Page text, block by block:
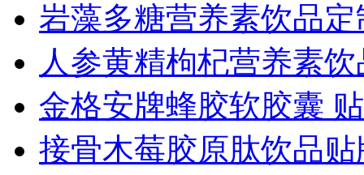
岩藻多糖营养素饮品
人参黄精枸杞营养素
金格安牌蜂胶软胶囊
接骨木莓胶原肽饮品